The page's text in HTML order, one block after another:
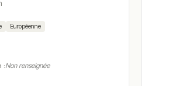
Européenne
:Non renseignée